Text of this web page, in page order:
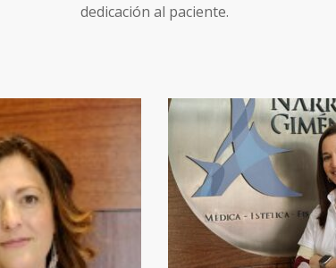
dedicación al paciente.